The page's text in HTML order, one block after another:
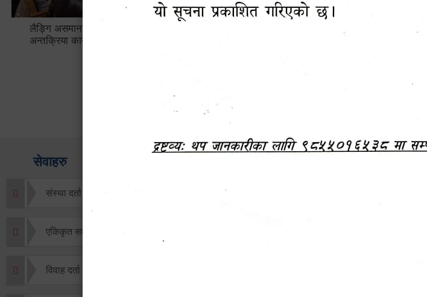
लैङ्गि असमानताका विबिध पक्षहरु विषयक
अन्तक्रिया कार्यक्रम
सेवाहरु
संस्था दर्ता सिफारिस
एकिकृत सम्पत्ति कर/घर जग्गा कर
विवाह दर्ता